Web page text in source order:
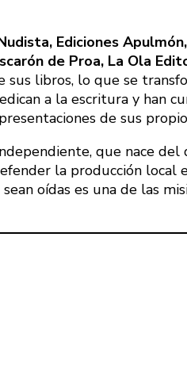
Ediciones
de Proa, La Ola
libros, lo que se
a la escritura y han
de sus
que nace
la producción
oídas es una de las